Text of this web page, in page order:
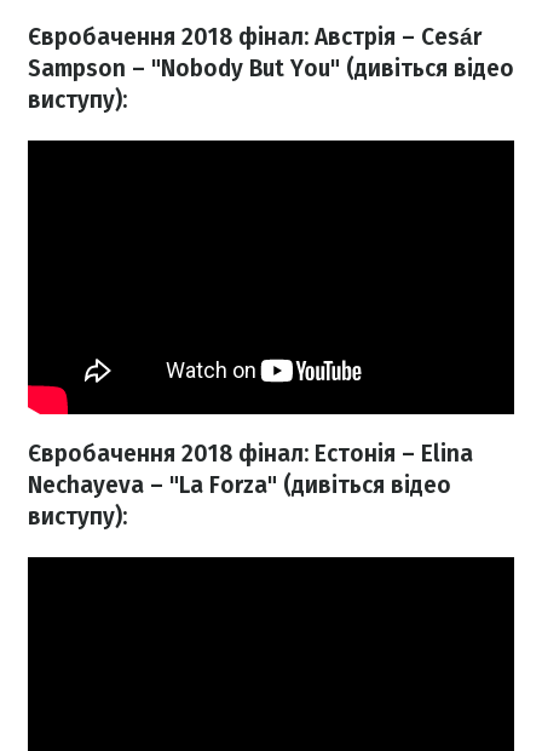
Євробачення 2018 фінал: Австрія – Cesár
Sampson – "Nobody But You" (дивіться відео
виступу):
Євробачення 2018 фінал: Естонія – Elina
Nechayeva – "La Forza" (дивіться відео
виступу):